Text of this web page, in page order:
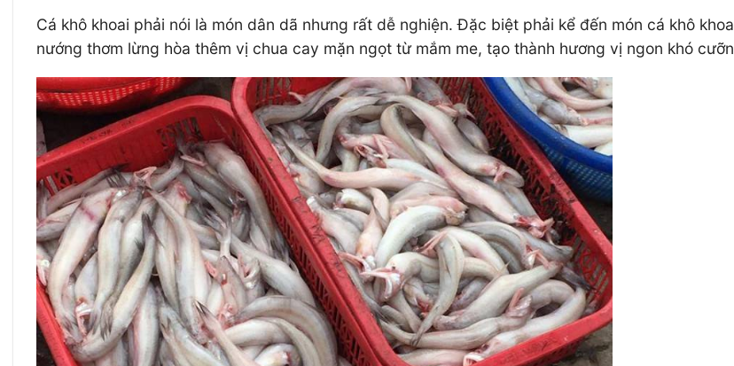
Cá khô khoai phải nói là món dân dã nhưng rất dễ nghiện. Đặc biệt phải kể đến món cá khô
nướng thơm lừng hòa thêm vị chua cay mặn ngọt từ mắm me, tạo thành hương vị ngon khó